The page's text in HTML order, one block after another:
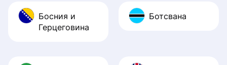
Босния и
Герцеговина
Ботсвана